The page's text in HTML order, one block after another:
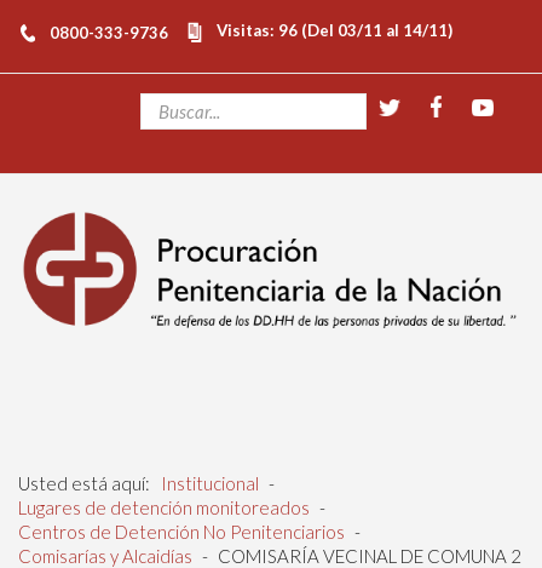
0800-333-9736 Visitas: 96 (Del 03/11 al 14/11)
Usted está aquí: Institucional -
Lugares de detención monitoreados -
Centros de Detención No Penitenciarios -
Comisarías y Alcaidías - COMISARÍA VECINAL DE COMUNA 2